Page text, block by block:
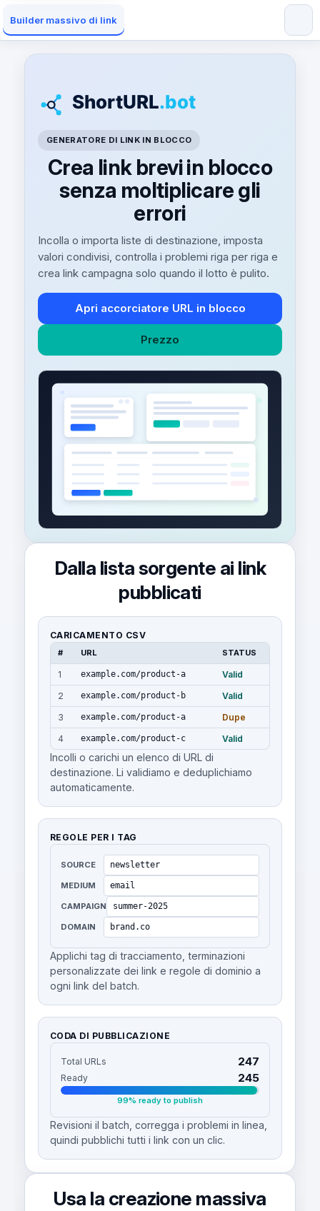
Builder massivo di link
GENERATORE DI LINK IN BLOCCO
Crea link brevi in blocco
senza moltiplicare gli
errori
Incolla o importa liste di destinazione, imposta
valori condivisi, controlla i problemi riga per riga e
crea link campagna solo quando il lotto è pulito.
Apri accorciatore URL in blocco
Prezzo
Dalla lista sorgente ai link
pubblicati
CARICAMENTO CSV
# URL STATUS
1 example.com/product-a
Valid
2
example.com/product-b
Valid
3
example.com/product-a
Dupe
4
example.com/product-c Valid
Incolli o carichi un elenco di URL di
destinazione. Li validiamo e deduplichiamo
automaticamente.
REGOLE PER I TAG
SOURCE newsletter
MEDIUM email
CAMPAIGN summer-2025
DOMAIN brand.co
Applichi tag di tracciamento, terminazioni
personalizzate dei link e regole di dominio a
ogni link del batch.
CODA DI PUBBLICAZIONE
Total URLs 247
Ready 245
99% ready to publish
Revisioni il batch, corregga i problemi in linea,
quindi pubblichi tutti i link con un clic.
Usa la creazione massiva